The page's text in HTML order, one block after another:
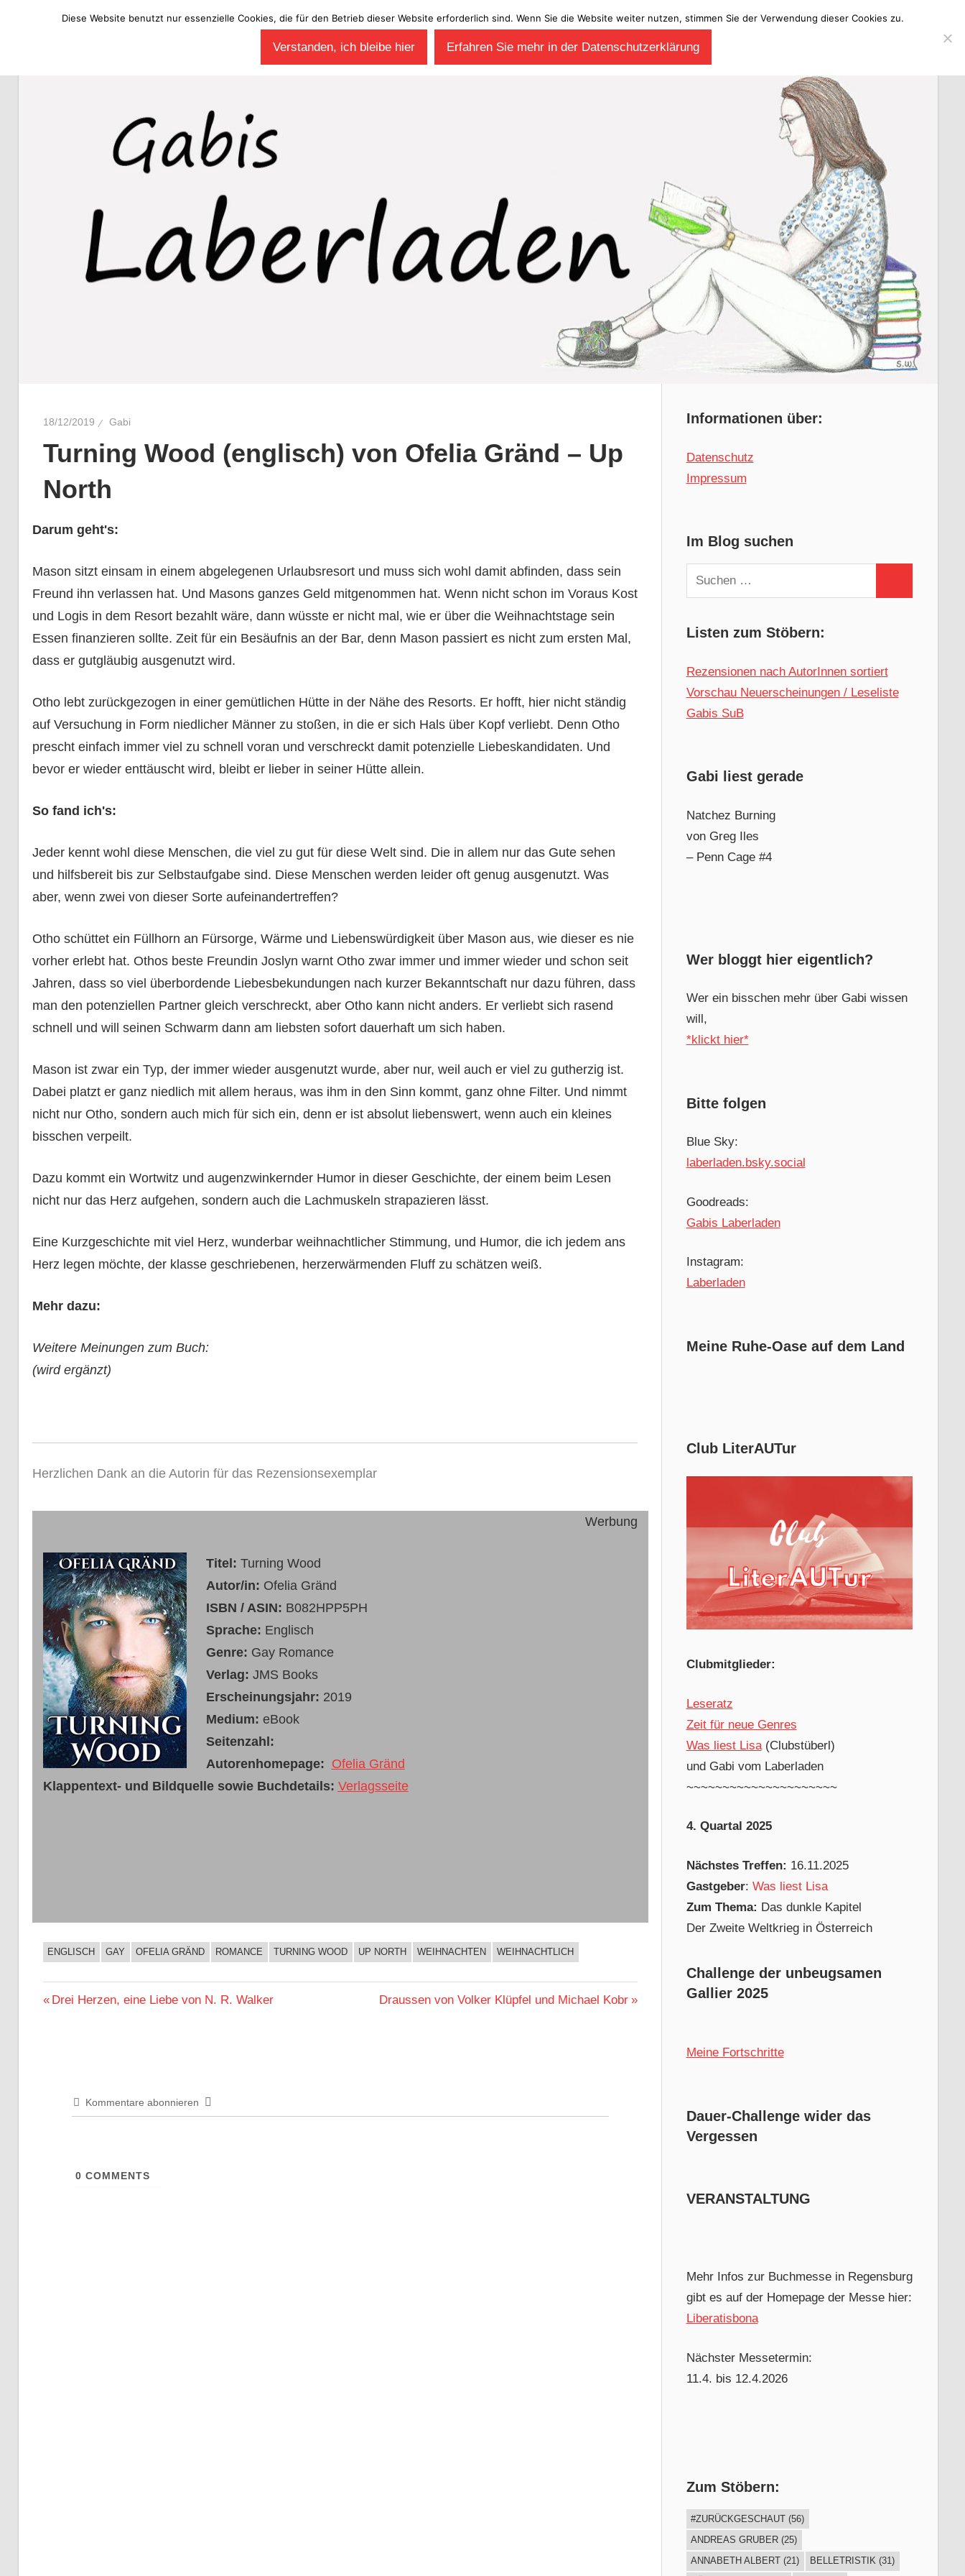
18/12/2019 Gabi
Turning Wood (englisch) von Ofelia Gränd – Up
North
Darum geht's:
Mason sitzt einsam in einem abgelegenen Urlaubsresort und muss sich wohl damit abfinden, dass sein
Freund ihn verlassen hat. Und Masons ganzes Geld mitgenommen hat. Wenn nicht schon im Voraus Kost
und Logis in dem Resort bezahlt wäre, dann wüsste er nicht mal, wie er über die Weihnachtstage sein
Essen finanzieren sollte. Zeit für ein Besäufnis an der Bar, denn Mason passiert es nicht zum ersten Mal,
dass er gutgläubig ausgenutzt wird.
Otho lebt zurückgezogen in einer gemütlichen Hütte in der Nähe des Resorts. Er hofft, hier nicht ständig
auf Versuchung in Form niedlicher Männer zu stoßen, in die er sich Hals über Kopf verliebt. Denn Otho
prescht einfach immer viel zu schnell voran und verschreckt damit potenzielle Liebeskandidaten. Und
bevor er wieder enttäuscht wird, bleibt er lieber in seiner Hütte allein.
So fand ich's:
Jeder kennt wohl diese Menschen, die viel zu gut für diese Welt sind. Die in allem nur das Gute sehen
und hilfsbereit bis zur Selbstaufgabe sind. Diese Menschen werden leider oft genug ausgenutzt. Was
aber, wenn zwei von dieser Sorte aufeinandertreffen?
Otho schüttet ein Füllhorn an Fürsorge, Wärme und Liebenswürdigkeit über Mason aus, wie dieser es nie
vorher erlebt hat. Othos beste Freundin Joslyn warnt Otho zwar immer und immer wieder und schon seit
Jahren, dass so viel überbordende Liebesbekundungen nach kurzer Bekanntschaft nur dazu führen, dass
man den potenziellen Partner gleich verschreckt, aber Otho kann nicht anders. Er verliebt sich rasend
schnell und will seinen Schwarm dann am liebsten sofort dauerhaft um sich haben.
Mason ist zwar ein Typ, der immer wieder ausgenutzt wurde, aber nur, weil auch er viel zu gutherzig ist.
Dabei platzt er ganz niedlich mit allem heraus, was ihm in den Sinn kommt, ganz ohne Filter. Und nimmt
nicht nur Otho, sondern auch mich für sich ein, denn er ist absolut liebenswert, wenn auch ein kleines
bisschen verpeilt.
Dazu kommt ein Wortwitz und augenzwinkernder Humor in dieser Geschichte, der einem beim Lesen
nicht nur das Herz aufgehen, sondern auch die Lachmuskeln strapazieren lässt.
Eine Kurzgeschichte mit viel Herz, wunderbar weihnachtlicher Stimmung, und Humor, die ich jedem ans
Herz legen möchte, der klasse geschriebenen, herzerwärmenden Fluff zu schätzen weiß.
Mehr dazu:
Weitere Meinungen zum Buch:
(wird ergänzt)
Herzlichen Dank an die Autorin für das Rezensionsexemplar
Werbung
Titel: Turning Wood
Autor/in: Ofelia Gränd
ISBN / ASIN: B082HPP5PH
Sprache: Englisch
Genre: Gay Romance
Verlag: JMS Books
Erscheinungsjahr: 2019
Medium: eBook
Seitenzahl:
Autorenhomepage: Ofelia Gränd
Klappentext- und Bildquelle sowie Buchdetails: Verlagsseite
BUCHIGES
ENGLISCH GAY OFELIA GRÄND ROMANCE TURNING WOOD UP NORTH WEIHNACHTEN WEIHNACHTLICH
Beitragsnavigation
Vorheriger
Drei Herzen, eine Liebe von N. R. Walker
Nächster
Draussen von Volker Klüpfel und Michael Kobr
Kommentare abonnieren
0 COMMENTS
Informationen über:
Datenschutz
Impressum
Im Blog suchen
Suchen
nach:
Listen zum Stöbern:
Rezensionen nach AutorInnen sortiert
Vorschau Neuerscheinungen / Leseliste
Gabis SuB
Gabi liest gerade
Natchez Burning
von Greg Iles
– Penn Cage #4
Wer bloggt hier eigentlich?
Wer ein bisschen mehr über Gabi wissen
will,
*klickt hier*
Bitte folgen
Blue Sky:
laberladen.bsky.social
Goodreads:
Gabis Laberladen
Instagram:
Laberladen
Meine Ruhe-Oase auf dem Land
Club LiterAUTur
Clubmitglieder:
Leseratz
Zeit für neue Genres
Was liest Lisa(Clubstüberl)
und Gabi vom Laberladen
~~~~~~~~~~~~~~~~~~~~~
4. Quartal 2025
Nächstes Treffen: 16.11.2025
Gastgeber: Was liest Lisa
Zum Thema: Das dunkle Kapitel
Der Zweite Weltkrieg in Österreich
Challenge der unbeugsamen
Gallier 2025
Meine Fortschritte
Dauer-Challenge wider das
Vergessen
VERANSTALTUNG
Mehr Infos zur Buchmesse in Regensburg
gibt es auf der Homepage der Messe hier:
Liberatisbona
Nächster Messetermin:
11.4. bis 12.4.2026
Zum Stöbern:
#ZURÜCKGESCHAUT (56)
ANDREAS GRUBER (25)
ANNABETH ALBERT (21) BELLETRISTIK (31)
Diese Website benutzt nur essenzielle Cookies, die für den Betrieb dieser Website erforderlich sind. Wenn Sie die Website weiter nutzen, stimmen Sie der Verwendung dieser Cookies zu.
Verstanden, ich bleibe hier Erfahren Sie mehr in der Datenschutzerklärung